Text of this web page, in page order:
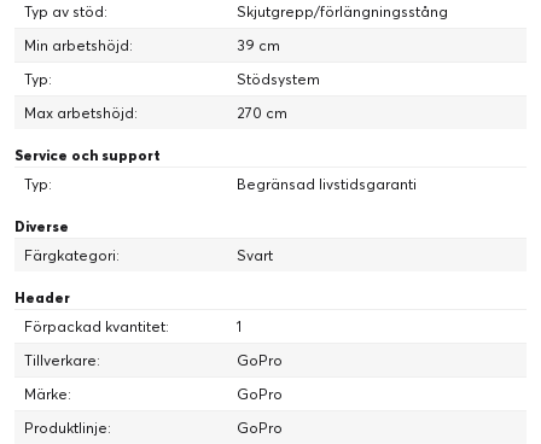
Typ av stöd:
Skjutgrepp/förlängningsstång
Min arbetshöjd:
39 cm
Typ:
Stödsystem
Max arbetshöjd:
270 cm
Service och support
Typ:
Begränsad livstidsgaranti
Diverse
Färgkategori:
Svart
Header
Förpackad kvantitet:
1
Tillverkare:
GoPro
Märke:
GoPro
Produktlinje:
GoPro